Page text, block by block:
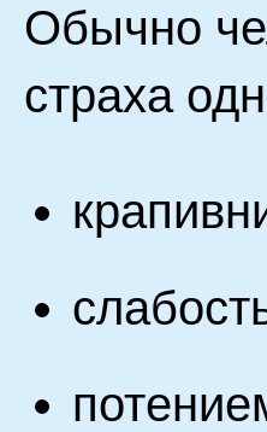
Обычно
страха